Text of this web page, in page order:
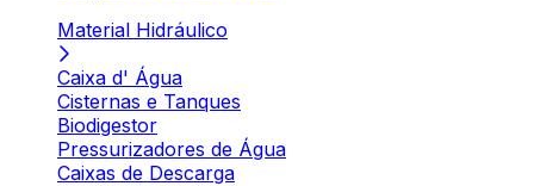
Material Hidráulico
Caixa d' Água
Cisternas e Tanques
Biodigestor
Pressurizadores de Água
Caixas de Descarga